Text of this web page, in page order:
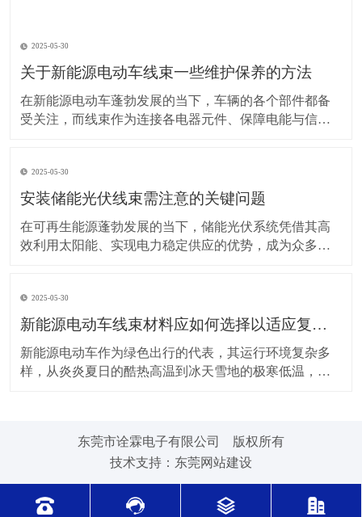
2025-05-30
关于新能源电动车线束一些维护保养的方法
在新能源电动车蓬勃发展的当下，车辆的各个部件都备
受关注，而线束作为连接各电器元件、保障电能与信号
让车辆运行更稳定、安全，还能延长其使用寿命。 日常
驾驶习惯对线束的影响不容小觑。平稳驾驶是维护线束
2025-05-30
安装储能光伏线束需注意的关键问题
在可再生能源蓬勃发展的当下，储能光伏系统凭借其高
效利用太阳能、实现电力稳定供应的优势，成为众多领
安全。因此，在安装储能光伏线束时，有许多问题需要
格外留意。 安装前的准备工作至关重要。在开始安装前
2025-05-30
新能源电动车线束材料应如何选择以适应复杂的环境温度范围？
新能源电动车作为绿色出行的代表，其运行环境复杂多
样，从炎炎夏日的酷热高温到冰天雪地的极寒低温，车
环境下，新能源电动车的电池、电机等部件工作时会散
东莞市诠霖电子有限公司 版权所有
技术支持： 东莞网站建设